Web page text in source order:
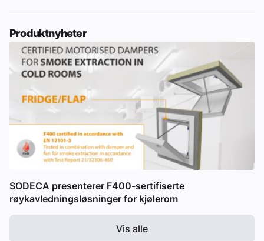
Produktnyheter
SODECA presenterer F400-sertifiserte
røykavledningsløsninger for kjølerom
Vis alle